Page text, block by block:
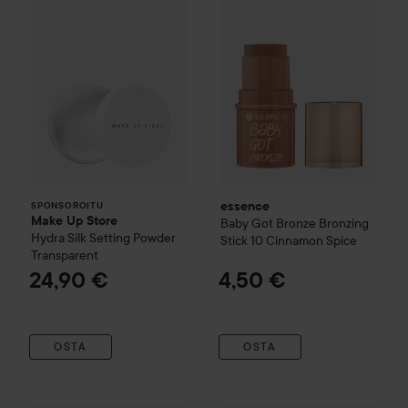
SPONSOROITU
Make Up Store
Hydra Silk Setting Powder
Transparent
24,90 €
OSTA
essence
Baby Got Bronze Bronzing
Stick 10 Cinnamon Spice
4,50 €
OSTA